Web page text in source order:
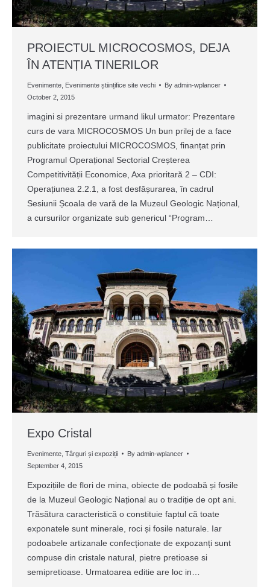
PROIECTUL MICROCOSMOS, DEJA
ÎN ATENȚIA TINERILOR
Evenimente Evenimente științifice site vechi By admin-wplancer
October 2, 2015
imagini si prezentare urmand likul urmator: Prezentare
curs de vara MICROCOSMOS Un bun prilej de a face
publicitate proiectului MICROCOSMOS, finanțat prin
Programul Operațional Sectorial Creșterea
Competitivității Economice, Axa prioritară 2 – CDI:
Operațiunea 2.2.1, a fost desfășurarea, în cadrul
Sesiunii Școala de vară de la Muzeul Geologic Național,
a cursurilor organizate sub genericul “Program…
Expo Cristal
Evenimente Târguri și expoziții By admin-wplancer
September 4, 2015
Expozițiile de flori de mina, obiecte de podoabă și fosile
de la Muzeul Geologic Național au o tradiție de opt ani.
Trăsătura caracteristică o constituie faptul că toate
exponatele sunt minerale, roci și fosile naturale. Iar
podoabele artizanale confecționate de expozanți sunt
compuse din cristale natural, pietre pretioase si
semipretioase. Urmatoarea editie are loc in…